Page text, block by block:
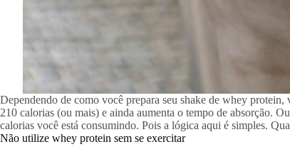
Dependendo de como você prepara seu shake de whey
210 calorias (ou mais) e ainda aumenta o tempo de absorção.
calorias você está consumindo. Pois a lógica aqui é simples.
Não utilize whey protein sem se exercitar